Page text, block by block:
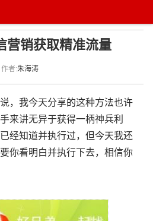
营销获取精准流量
| 作者:朱海涛
，我今天分享的这种方法也许
来讲无异于获得一柄神兵利
经知道并执行过，但今天我还
你看明白并执行下去，相信你